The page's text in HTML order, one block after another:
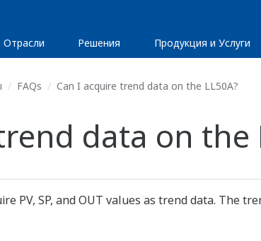
Отрасли Решения Продукция и Услуги
FAQs Can I acquire trend data on the LL50A?
data on the
PV, SP, and OUT values as trend data. The